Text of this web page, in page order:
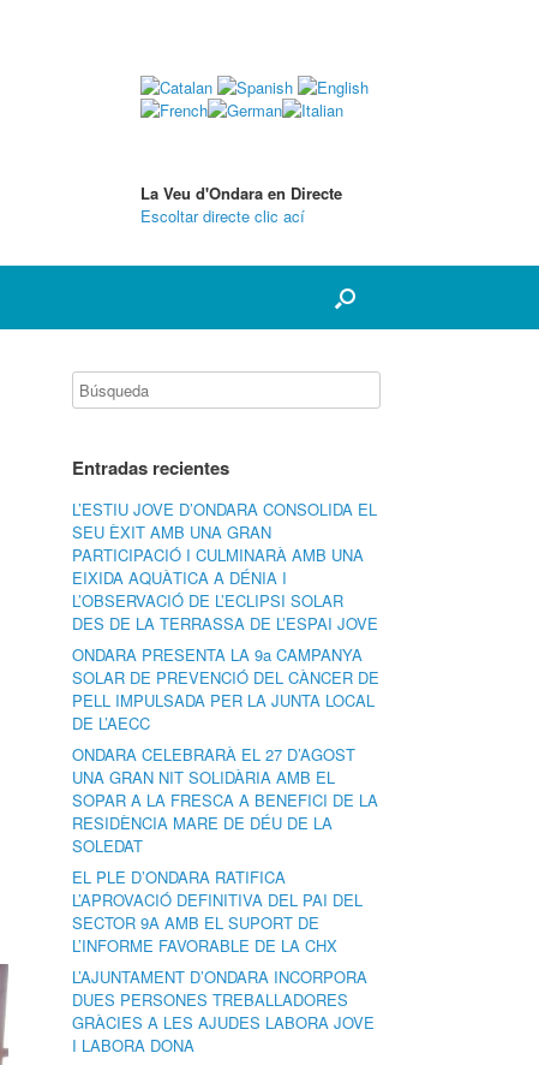
La Veu d'Ondara en Directe
Escoltar directe clic ací
Entradas recientes
L’ESTIU JOVE D’ONDARA CONSOLIDA EL
SEU ÈXIT AMB UNA GRAN
PARTICIPACIÓ I CULMINARÀ AMB UNA
EIXIDA AQUÀTICA A DÉNIA I
L’OBSERVACIÓ DE L’ECLIPSI SOLAR
DES DE LA TERRASSA DE L’ESPAI JOVE
ONDARA PRESENTA LA 9a CAMPANYA
SOLAR DE PREVENCIÓ DEL CÀNCER DE
PELL IMPULSADA PER LA JUNTA LOCAL
DE L’AECC
ONDARA CELEBRARÀ EL 27 D’AGOST
UNA GRAN NIT SOLIDÀRIA AMB EL
SOPAR A LA FRESCA A BENEFICI DE LA
RESIDÈNCIA MARE DE DÉU DE LA
SOLEDAT
EL PLE D’ONDARA RATIFICA
L’APROVACIÓ DEFINITIVA DEL PAI DEL
SECTOR 9A AMB EL SUPORT DE
L’INFORME FAVORABLE DE LA CHX
L’AJUNTAMENT D’ONDARA INCORPORA
DUES PERSONES TREBALLADORES
GRÀCIES A LES AJUDES LABORA JOVE
I LABORA DONA